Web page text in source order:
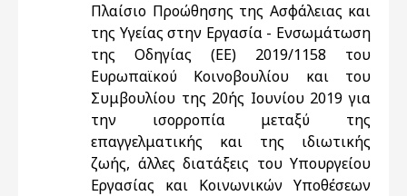
Πλαίσιο Προώθησης της Ασφάλειας και
της Υγείας στην Εργασία - Ενσωμάτωση
της Οδηγίας (ΕΕ) 2019/1158 του
Ευρωπαϊκού Κοινοβουλίου και του
Συμβουλίου της 20ής Ιουνίου 2019 για
την ισορροπία μεταξύ της
επαγγελματικής και της ιδιωτικής
ζωής, άλλες διατάξεις του Υπουργείου
Εργασίας και Κοινωνικών Υποθέσεων